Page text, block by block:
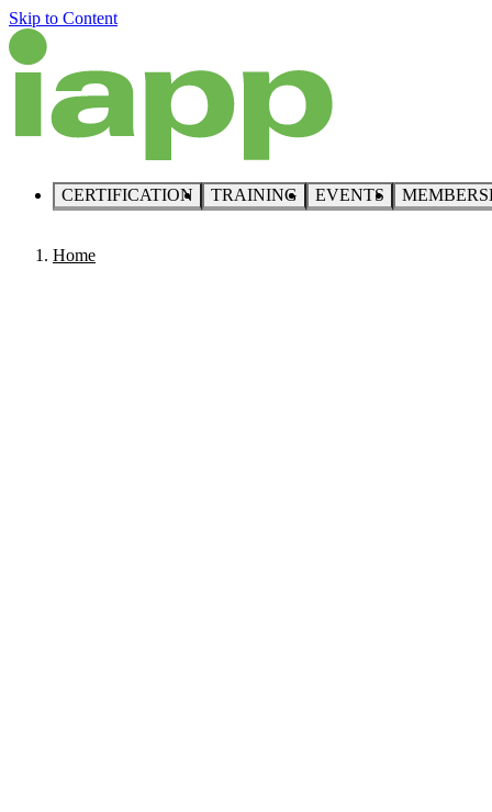
Skip to Content
CERTIFICATION TRAINING EVENTS
Home